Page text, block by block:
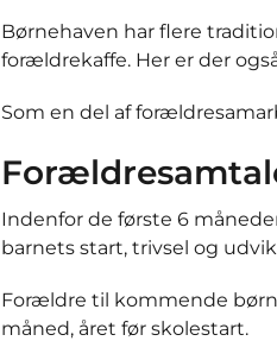
Børnehaven har flere
forældrekaffe. Her er der
Som en del af
Indenfor de første 6
barnets start, trivsel og
Forældre til kommende
måned, året før skolestart.